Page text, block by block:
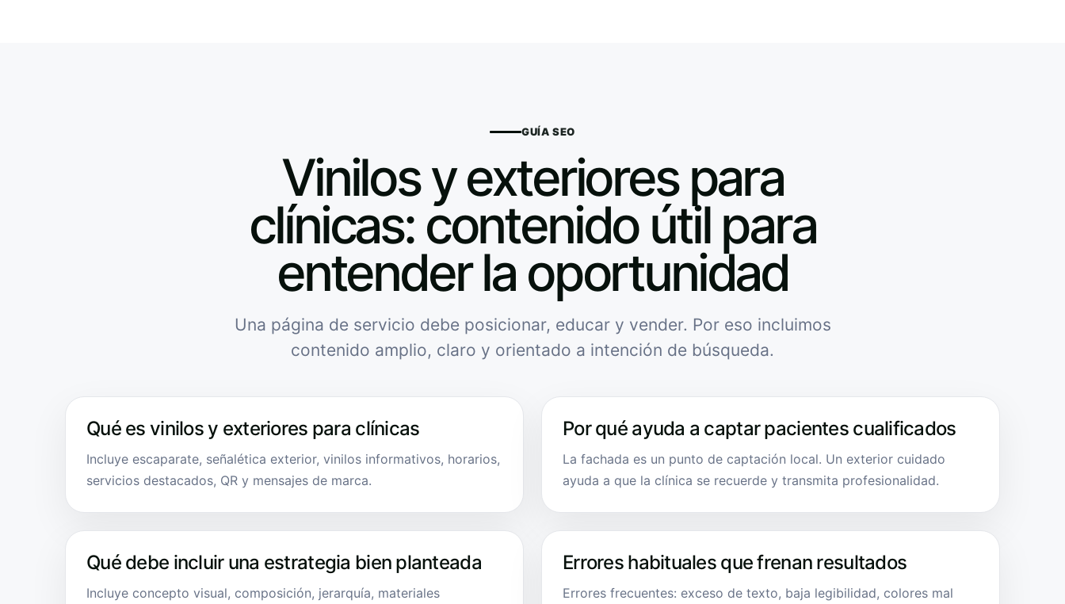
GUÍA SEO
Vinilos y exteriores para
clínicas: contenido útil para
entender la oportunidad
Una página de servicio debe posicionar, educar y vender. Por eso incluimos
contenido amplio, claro y orientado a intención de búsqueda.
Qué es vinilos y exteriores para clínicas
Incluye escaparate, señalética exterior, vinilos informativos, horarios,
servicios destacados, QR y mensajes de marca.
Por qué ayuda a captar pacientes cualificados
La fachada es un punto de captación local. Un exterior cuidado
ayuda a que la clínica se recuerde y transmita profesionalidad.
Qué debe incluir una estrategia bien planteada
Incluye concepto visual, composición, jerarquía, materiales
Errores habituales que frenan resultados
Errores frecuentes: exceso de texto, baja legibilidad, colores mal